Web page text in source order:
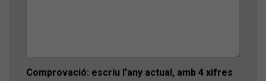
Comprovació: escriu l'any actual, amb 4 xifres